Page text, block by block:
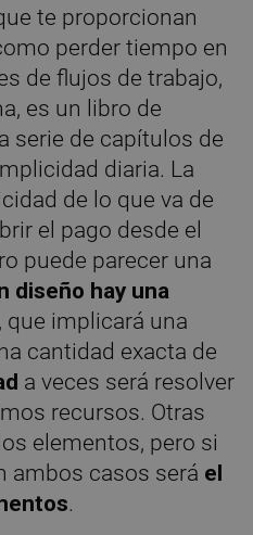
te proporcionan
perder tiempo en
de flujos de trabajo,
es un libro de
serie de capítulos de
diaria. La
de lo que va de
el pago desde el
puede parecer una
diseño hay una
, que implicará una
cantidad exacta de
a veces será resolver
recursos. Otras
elementos, pero si
ambos casos será el
.